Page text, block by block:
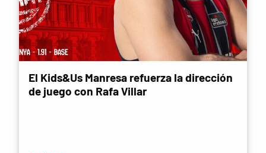
El Kids&Us Manresa refuerza la dirección
de juego con Rafa Villar